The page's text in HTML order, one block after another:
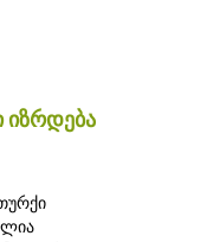
იზრდება